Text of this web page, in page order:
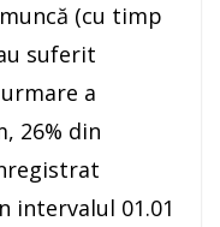
(cu timp
suferit
a
26% din
intervalul 01.01